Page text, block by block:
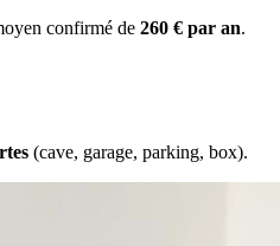
confirmé de 260 € par an.
(cave, garage, parking, box).